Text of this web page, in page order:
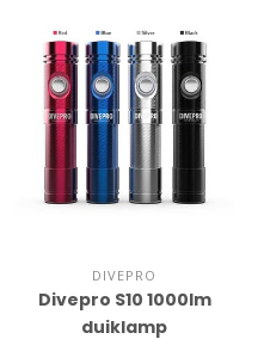
DIVEPRO
Divepro S10 1000lm
duiklamp